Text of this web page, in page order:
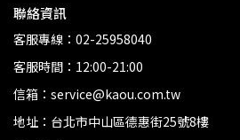
聯絡資訊
客服專線：02-25958040
客服時間：12:00-21:00
信箱：service@kaou.com.tw
地址：台北市中山區德惠街25號8樓